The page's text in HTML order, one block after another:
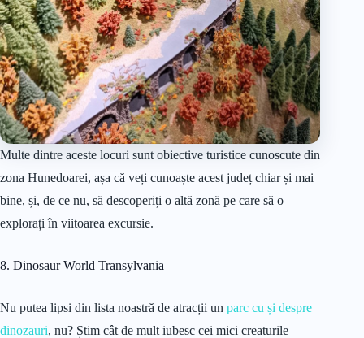
Multe dintre aceste locuri sunt obiective turistice cunoscute din
zona Hunedoarei, așa că veți cunoaște acest județ chiar și mai
bine, și, de ce nu, să descoperiți o altă zonă pe care să o
explorați în viitoarea excursie.
8. Dinosaur World Transylvania
Nu putea lipsi din lista noastră de atracții un parc cu și despre
dinozauri, nu? Știm cât de mult iubesc cei mici creaturile